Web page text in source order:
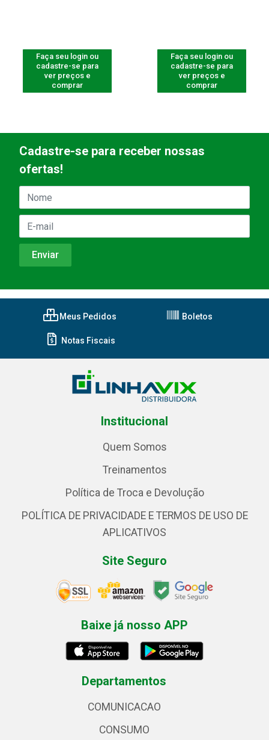
Faça seu login ou
cadastre-se para
ver preços e
comprar
Faça seu login ou
cadastre-se para
ver preços e
comprar
Cadastre-se para receber nossas
ofertas!
Meus Pedidos Boletos
Notas Fiscais
Institucional
Quem Somos
Treinamentos
Política de Troca e Devolução
POLÍTICA DE PRIVACIDADE E TERMOS DE USO DE
APLICATIVOS
Site Seguro
Baixe já nosso APP
Departamentos
COMUNICACAO
CONSUMO